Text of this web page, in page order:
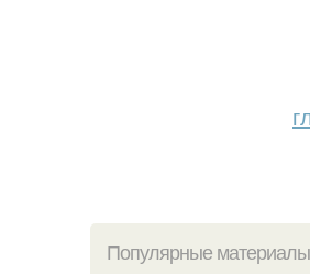
Популярные материалы